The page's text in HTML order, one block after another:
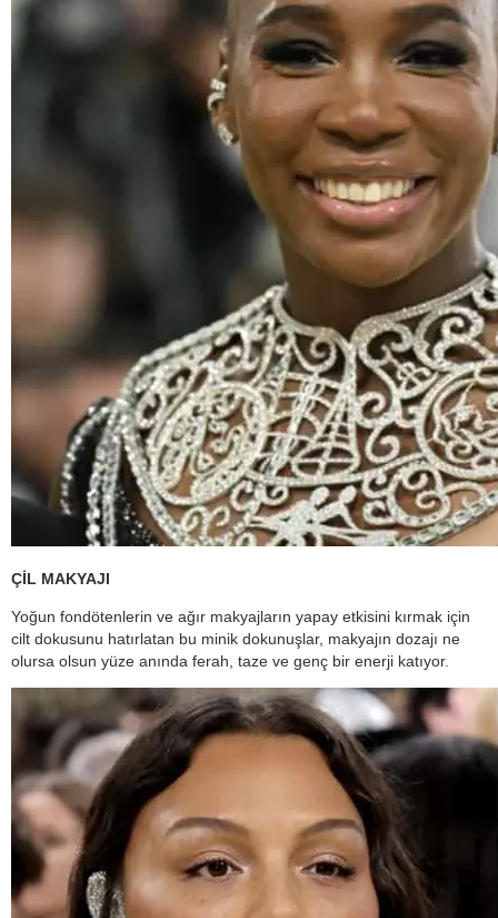
ÇİL MAKYAJI
Yoğun fondötenlerin ve ağır makyajların yapay etkisini kırmak için
cilt dokusunu hatırlatan bu minik dokunuşlar, makyajın dozajı ne
olursa olsun yüze anında ferah, taze ve genç bir enerji katıyor.